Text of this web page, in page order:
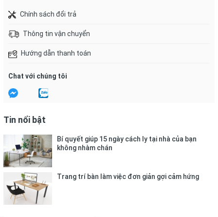
Chính sách đổi trả
Thông tin vận chuyển
Hướng dẫn thanh toán
Chat với chúng tôi
Tin nổi bật
Bí quyết giúp 15 ngày cách ly tại nhà của bạn
không nhàm chán
Trang trí bàn làm việc đơn giản gợi cảm hứng